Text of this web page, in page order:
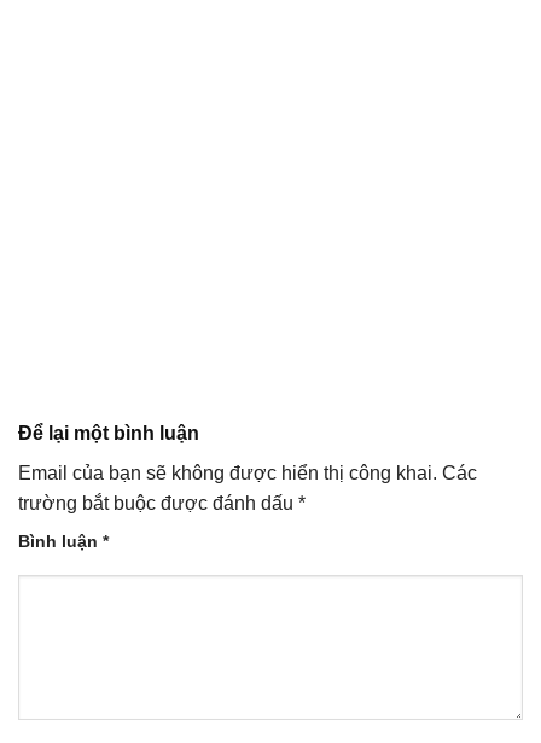
Để lại một bình luận
Email của bạn sẽ không được hiển thị công khai. Các
trường bắt buộc được đánh dấu *
Bình luận *